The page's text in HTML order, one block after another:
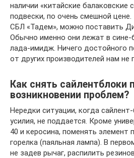
наличии «китайские балаковские
подвески, по очень смешной цене.
СБЛ «Тадем», можно поставить
Обычно именно они лежат в сине-
лада-имидж. Ничего достойного
от других производителей нам не
Как снять сайлентблоки
возникновении проблем?
Нередки ситуации, когда
усилия, не поддается. Кроме
40 и керосина, поменять элемент
горелка (паяльная лампа). В
не задев рычаг, распилить